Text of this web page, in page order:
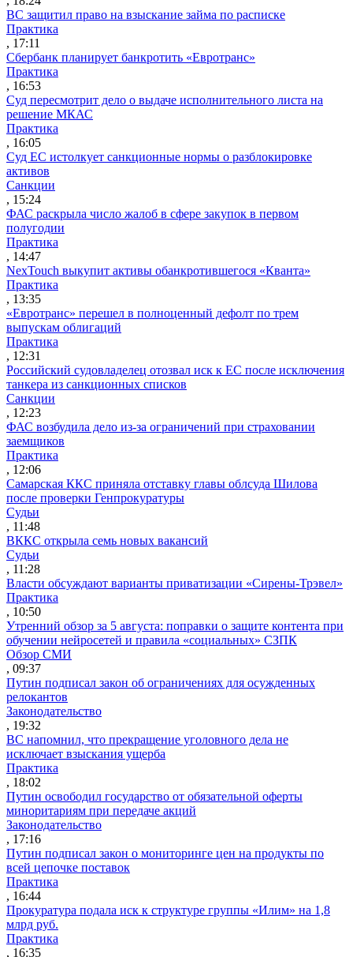
ВС защитил право на взыскание займа по расписке
Практика
, 17:11
Сбербанк планирует банкротить «Евротранс»
Практика
, 16:53
Суд пересмотрит дело о выдаче исполнительного листа на
решение МКАС
Практика
, 16:05
Суд ЕС истолкует санкционные нормы о разблокировке
активов
Санкции
, 15:24
ФАС раскрыла число жалоб в сфере закупок в первом
полугодии
Практика
, 14:47
NexTouch выкупит активы обанкротившегося «Кванта»
Практика
, 13:35
«Евротранс» перешел в полноценный дефолт по трем
выпускам облигаций
Практика
, 12:31
Российский судовладелец отозвал иск к ЕС после исключения
танкера из санкционных списков
Санкции
, 12:23
ФАС возбудила дело из-за ограничений при страховании
заемщиков
Практика
, 12:06
Самарская ККС приняла отставку главы облсуда Шилова
после проверки Генпрокуратуры
Судьи
, 11:48
ВККС открыла семь новых вакансий
Судьи
, 11:28
Власти обсуждают варианты приватизации «Сирены-Трэвел»
Практика
, 10:50
Утренний обзор за 5 августа: поправки о защите контента при
обучении нейросетей и правила «социальных» СЗПК
Обзор СМИ
, 09:37
Путин подписал закон об ограничениях для осужденных
релокантов
Законодательство
, 19:32
ВС напомнил, что прекращение уголовного дела не
исключает взыскания ущерба
Практика
, 18:02
Путин освободил государство от обязательной оферты
миноритариям при передаче акций
Законодательство
, 17:16
Путин подписал закон о мониторинге цен на продукты по
всей цепочке поставок
Практика
, 16:44
Прокуратура подала иск к структуре группы «Илим» на 1,8
млрд руб.
Практика
, 16:35